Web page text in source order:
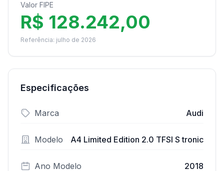
Valor FIPE
R$ 128.242,00
Referência: julho de 2026
Especificações
Marca Audi
Modelo A4 Limited Edition 2.0 TFSI S tronic
Ano Modelo 2018